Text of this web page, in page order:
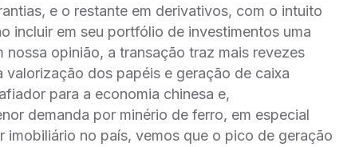
e o restante em derivativos, com o intuito
incluir em seu portfólio de investimentos uma
nossa opinião, a transação traz mais revezes
dos papéis e geração de caixa
para a economia chinesa e,
demanda por minério de ferro, em especial
no país, vemos que o pico de geração